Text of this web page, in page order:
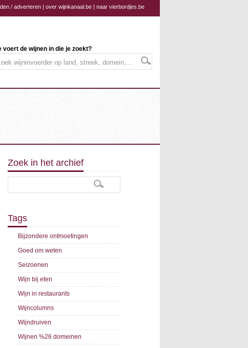
/ adverteren | over wijnkanaal.be | naar vierbordjes.be
voert de wijnen in die je zoekt?
Zoek in het archief
Tags
Bijzondere ontmoetingen
Goed om weten
Seizoenen
Wijn bij eten
Wijn in restaurants
Wijncolumns
Wijndruiven
Wijnen %26 domeinen